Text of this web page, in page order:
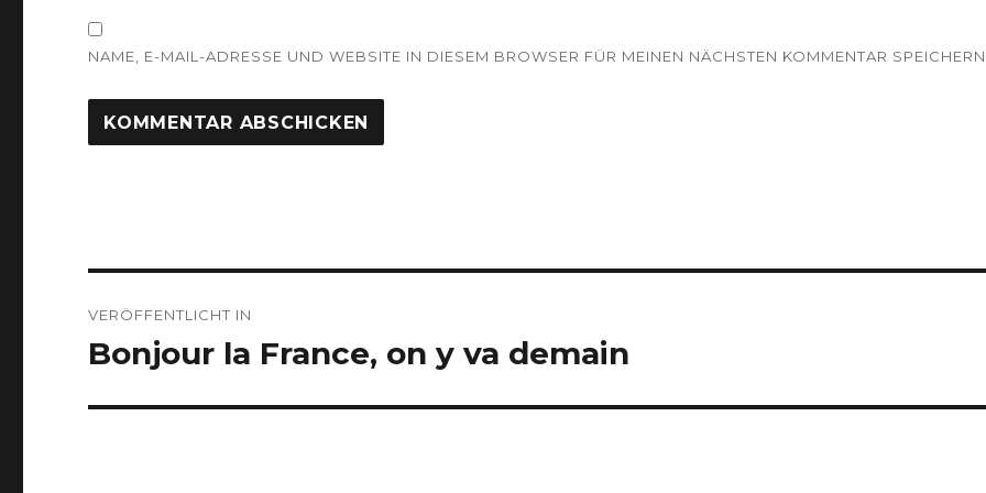
NAME, E-MAIL-ADRESSE UND WEBSITE IN DIESEM BROWSER FÜR MEINEN NÄCHSTEN KOMMENTAR
VERÖFFENTLICHT IN
Bonjour la France, on y va demain